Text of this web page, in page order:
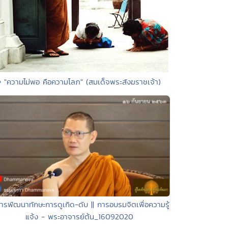
"ความไม่พอ คือความโลภ" (สมเด็จพระสังฆราชเจ้า)
รพัฒนาทักษะการดูเกิด-ดับ || การอบรมจิตเพื่อความรู้
แจ้ง - พระอาจารย์ต้น_16092020